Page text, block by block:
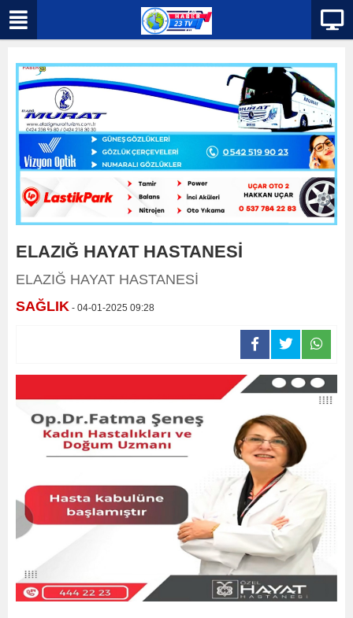
ELAZIĞ HAYAT HASTANESİ
ELAZIĞ HAYAT HASTANESİ
SAĞLIK - 04-01-2025 09:28